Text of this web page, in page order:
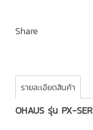
Share
รายละเอียดสินค้า
OHAUS รุ่น PX-